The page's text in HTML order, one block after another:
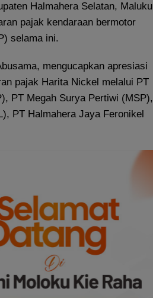
Halmahera Selatan, Maluku
pajak kendaraan bermotor
selama ini.
mengucapkan apresiasi
pajak Harita Nickel melalui PT
PT Megah Surya Pertiwi (MSP),
PT Halmahera Jaya Feronikel